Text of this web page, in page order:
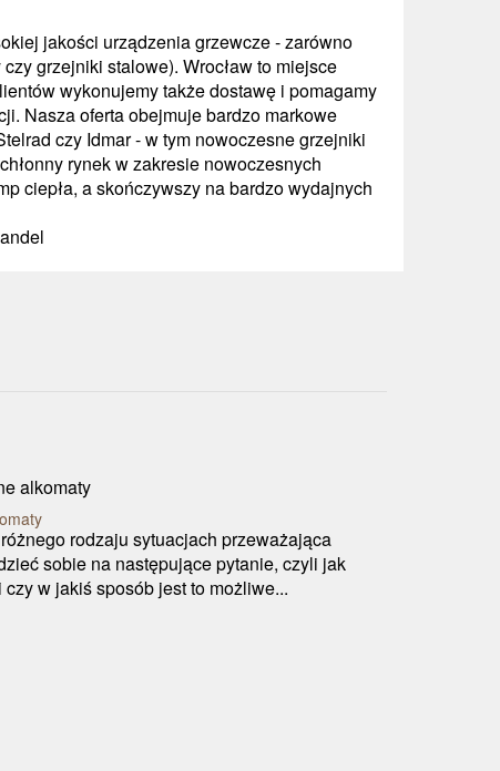
jakości urządzenia grzewcze - zarówno
grzejniki stalowe). Wrocław to miejsce
wykonujemy także dostawę i pomagamy
Nasza oferta obejmuje bardzo markowe
czy Idmar - w tym nowoczesne grzejniki
rynek w zakresie nowoczesnych
ciepła, a skończywszy na bardzo wydajnych
rodzaju sytuacjach przeważająca
sobie na następujące pytanie, czyli jak
w jakiś sposób jest to możliwe...